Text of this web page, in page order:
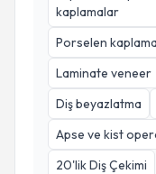
kaplamalar
Porselen
Laminate veneer
Diş beyazlatma
Apse ve kist
20'lik Diş Çekimi